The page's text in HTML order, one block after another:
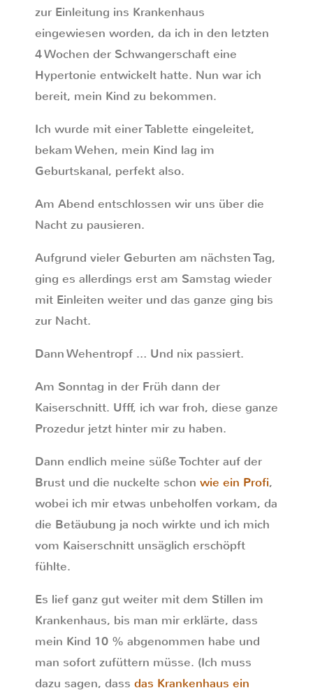
zur Einleitung ins Krankenhaus
eingewiesen worden, da ich in den letzten
4 Wochen der Schwangerschaft eine
Hypertonie entwickelt hatte. Nun war ich
bereit, mein Kind zu bekommen.
Ich wurde mit einer Tablette eingeleitet,
bekam Wehen, mein Kind lag im
Geburtskanal, perfekt also.
Am Abend entschlossen wir uns über die
Nacht zu pausieren.
Aufgrund vieler Geburten am nächsten Tag,
ging es allerdings erst am Samstag wieder
mit Einleiten weiter und das ganze ging bis
zur Nacht.
Dann Wehentropf … Und nix passiert.
Am Sonntag in der Früh dann der
Kaiserschnitt. Ufff, ich war froh, diese ganze
Prozedur jetzt hinter mir zu haben.
Dann endlich meine süße Tochter auf der
Brust und die nuckelte schon wie ein Profi,
wobei ich mir etwas unbeholfen vorkam, da
die Betäubung ja noch wirkte und ich mich
vom Kaiserschnitt unsäglich erschöpft
fühlte.
Es lief ganz gut weiter mit dem Stillen im
Krankenhaus, bis man mir erklärte, dass
mein Kind 10 % abgenommen habe und
man sofort zufüttern müsse. (Ich muss
dazu sagen, dass das Krankenhaus ein